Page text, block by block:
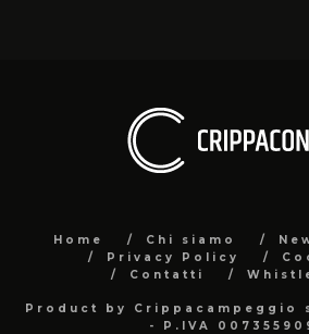
Home Chi siamo
Privacy Policy
Contatti
Product by Crippacampeggio
- P.IVA